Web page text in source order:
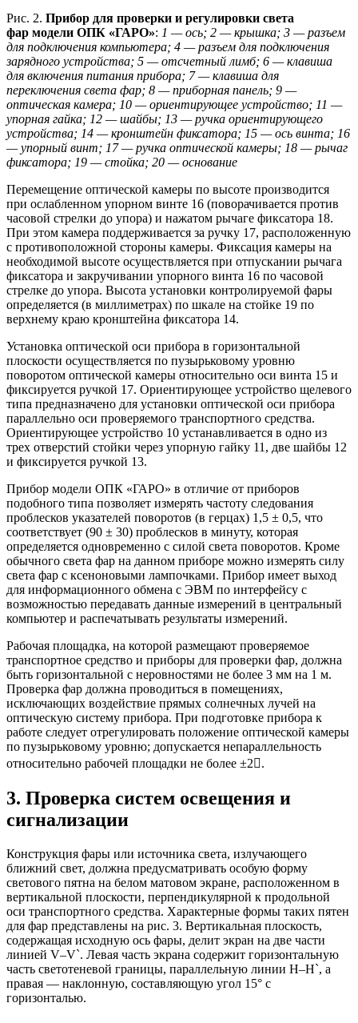
Рис. 2. Прибор для проверки и регулировки света
фар модели ОПК «ГАРО»: 1 — ось; 2 — крышка; 3 — разъем
для подключения компьютера; 4 — разъем для подключения
зарядного устройства; 5 — отсчетный лимб; 6 — клавиша
для включения питания прибора; 7 — клавиша для
переключения света фар; 8 — приборная панель; 9 —
оптическая камера; 10 — ориентирующее устройство; 11 —
упорная гайка; 12 — шайбы; 13 — ручка ориентирующего
устройства; 14 — кронштейн фиксатора; 15 — ось винта; 16
— упорный винт; 17 — ручка оптической камеры; 18 — рычаг
фиксатора; 19 — стойка; 20 — основание
Перемещение оптической камеры по высоте производится
при ослабленном упорном винте 16 (поворачивается против
часовой стрелки до упора) и нажатом рычаге фиксатора 18.
При этом камера поддерживается за ручку 17, расположенную
с противоположной стороны камеры. Фиксация камеры на
необходимой высоте осуществляется при отпускании рычага
фиксатора и закручивании упорного винта 16 по часовой
стрелке до упора. Высота установки контролируемой фары
определяется (в миллиметрах) по шкале на стойке 19 по
верхнему краю кронштейна фиксатора 14.
Установка оптической оси прибора в горизонтальной
плоскости осуществляется по пузырьковому уровню
поворотом оптической камеры относительно оси винта 15 и
фиксируется ручкой 17. Ориентирующее устройство щелевого
типа предназначено для установки оптической оси прибора
параллельно оси проверяемого транспортного средства.
Ориентирующее устройство 10 устанавливается в одно из
трех отверстий стойки через упорную гайку 11, две шайбы 12
и фиксируется ручкой 13.
Прибор модели ОПК «ГАРО» в отличие от приборов
подобного типа позволяет измерять частоту следования
проблесков указателей поворотов (в герцах) 1,5 ± 0,5, что
соответствует (90 ± 30) проблесков в минуту, которая
определяется одновременно с силой света поворотов. Кроме
обычного света фар на данном приборе можно измерять силу
света фар с ксеноновыми лампочками. Прибор имеет выход
для информационного обмена с ЭВМ по интерфейсу с
возможностью передавать данные измерений в центральный
компьютер и распечатывать результаты измерений.
Рабочая площадка, на которой размещают проверяемое
транспортное средство и приборы для проверки фар, должна
быть горизонтальной с неровностями не более 3 мм на 1 м.
Проверка фар должна проводиться в помещениях,
исключающих воздействие прямых солнечных лучей на
оптическую систему прибора. При подготовке прибора к
работе следует отрегулировать положение оптической камеры
по пузырьковому уровню; допускается непараллельность
относительно рабочей площадки не более ±2.
3. Проверка систем освещения и
сигнализации
Конструкция фары или источника света, излучающего
ближний свет, должна предусматривать особую форму
светового пятна на белом матовом экране, расположенном в
вертикальной плоскости, перпендикулярной к продольной
оси транспортного средства. Характерные формы таких пятен
для фар представлены на рис. 3. Вертикальная плоскость,
содержащая исходную ось фары, делит экран на две части
линией V–V`. Левая часть экрана содержит горизонтальную
часть светотеневой границы, параллельную линии H–H`, а
правая — наклонную, составляющую угол 15° с
горизонталью.